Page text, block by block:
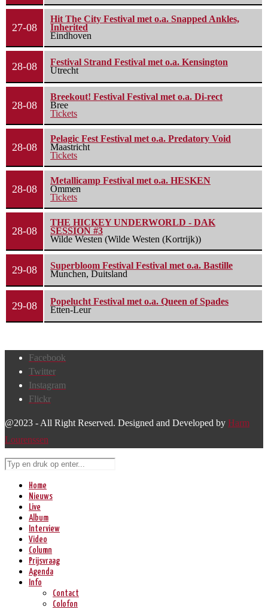
27-08
Hit The City Festival met o.a. Snapped Ankles,
Inherited
Eindhoven
28-08
Festival Strand Festival met o.a. Kensington
Utrecht
28-08
Breekout! Festival Festival met o.a. Di-rect
Bree
Tickets
28-08
Pelagic Fest Festival met o.a. Predatory Void
Maastricht
Tickets
28-08
Metallicamp Festival met o.a. HESKEN
Ommen
Tickets
28-08
THE HICKEY UNDERWORLD - DAK
SESSION #3
Wilde Westen (Wilde Westen (Kortrijk))
29-08
Superbloom Festival Festival met o.a. Bastille
Munchen, Duitsland
29-08
Popelucht Festival met o.a. Queen of Spades
Etten-Leur
Facebook
Twitter
Instagram
Flickr
@2023 - All Right Reserved. Designed and Developed by Harm
Lourenssen
Home
Nieuws
Live
Album
Interview
Video
Column
Prijsvraag
Agenda
Info
Contact
Colofon